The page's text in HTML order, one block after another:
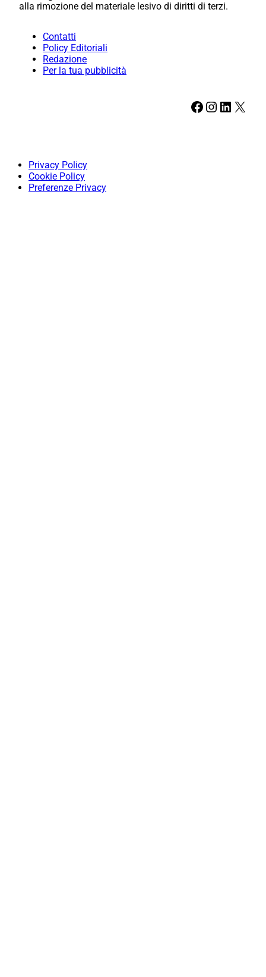
alla rimozione del materiale lesivo di diritti di terzi.
Contatti
Policy Editoriali
Redazione
Per la tua pubblicità
Facebook Instagram LinkedIn X
Privacy Policy
Cookie Policy
Preferenze Privacy